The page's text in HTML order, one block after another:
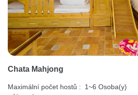
Chata Mahjong
Maximální počet hostů : 1~6 Osoba(y)